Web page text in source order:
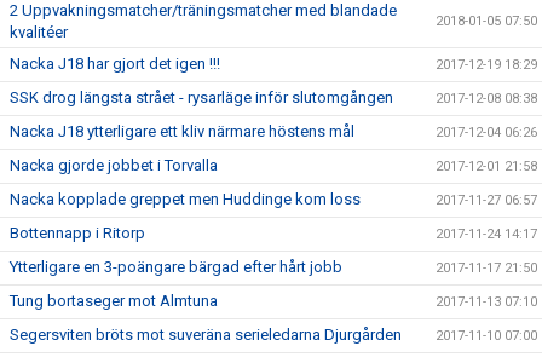
2 Uppvakningsmatcher/träningsmatcher med blandade
kvalitéer
2018-01-05 07:50
Nacka J18 har gjort det igen !!! 2017-12-19 18:29
SSK drog längsta strået - rysarläge inför slutomgången 2017-12-08 08:38
Nacka J18 ytterligare ett kliv närmare höstens mål 2017-12-04 06:26
Nacka gjorde jobbet i Torvalla 2017-12-01 21:58
Nacka kopplade greppet men Huddinge kom loss 2017-11-27 06:57
Bottennapp i Ritorp 2017-11-24 14:17
Ytterligare en 3-poängare bärgad efter hårt jobb 2017-11-17 21:50
Tung bortaseger mot Almtuna 2017-11-13 07:10
Segersviten bröts mot suveräna serieledarna Djurgården 2017-11-10 07:00